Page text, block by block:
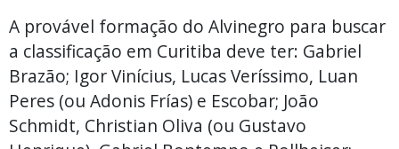
A provável formação do Alvinegro para buscar
a classificação em Curitiba deve ter: Gabriel
Brazão; Igor Vinícius, Lucas Veríssimo, Luan
Peres (ou Adonis Frías) e Escobar; João
Schmidt, Christian Oliva (ou Gustavo